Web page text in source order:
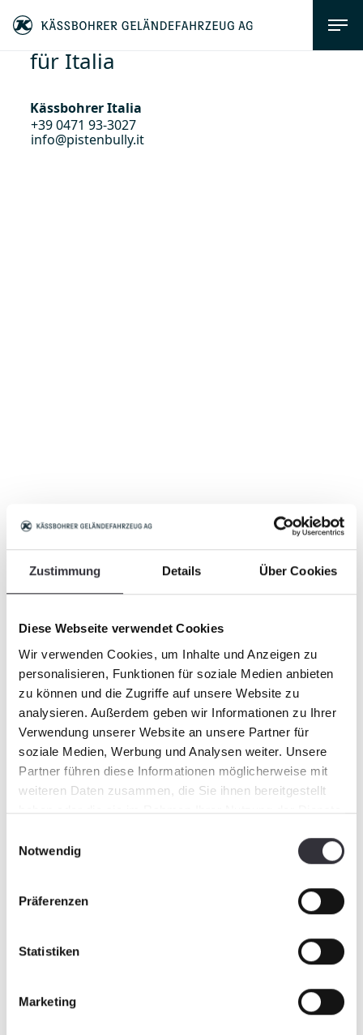
Zustimmung Details Über Cookies
Diese Webseite verwendet Cookies
Wir verwenden Cookies, um Inhalte und Anzeigen zu
personalisieren, Funktionen für soziale Medien anbieten
zu können und die Zugriffe auf unsere Website zu
analysieren. Außerdem geben wir Informationen zu Ihrer
Verwendung unserer Website an unsere Partner für
soziale Medien, Werbung und Analysen weiter. Unsere
Partner führen diese Informationen möglicherweise mit
weiteren Daten zusammen, die Sie ihnen bereitgestellt
haben oder die sie im Rahmen Ihrer Nutzung der Dienste
Notwendig
Präferenzen
Statistiken
Marketing
für Italia
Kässbohrer Italia
+39 0471 93-3027
info@pistenbully.it